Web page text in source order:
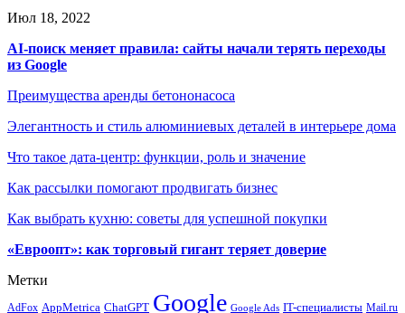
Июл 18, 2022
AI-поиск меняет правила: сайты начали терять переходы
из Google
Преимущества аренды бетононасоса
Элегантность и стиль алюминиевых деталей в интерьере дома
Что такое дата-центр: функции, роль и значение
Как рассылки помогают продвигать бизнес
Как выбрать кухню: советы для успешной покупки
«Евроопт»: как торговый гигант теряет доверие
Метки
AdFox AppMetrica ChatGPT Google Google Ads IT-специалисты Mail.ru